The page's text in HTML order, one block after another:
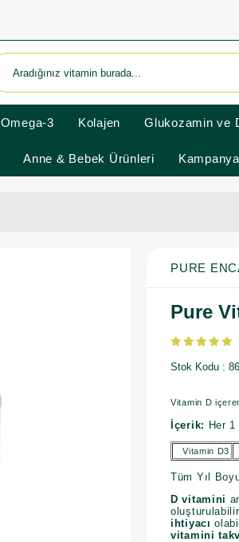
Omega-3 Kolajen Glukozamin ve
Anne & Bebek Ürünleri
PURE
Pure
Stok Kodu
Vitamin D
İçerik: Her
Vitamin D3
Tüm Yıl
D vitamini
ihtiyacı
vitamini